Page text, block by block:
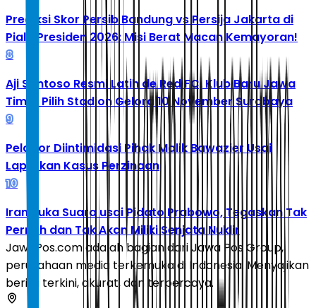
Prediksi Skor Persib Bandung vs Persija Jakarta di
Piala Presiden 2026: Misi Berat Macan Kemayoran!
8
Aji Santoso Resmi Latih de Red FC, Klub Baru Jawa
Timur Pilih Stadion Gelora 10 November Surabaya
9
Pelapor Diintimidasi Pihak Malik Bawazier Usai
Laporkan Kasus Perzinaan
10
Iran Buka Suara usai Pidato Prabowo, Tegaskan Tak
Pernah dan Tak Akan Miliki Senjata Nuklir
JawaPos.com adalah bagian dari Jawa Pos Group,
perusahaan media terkemuka di Indonesia. Menyajikan
berita terkini, akurat, dan terpercaya.